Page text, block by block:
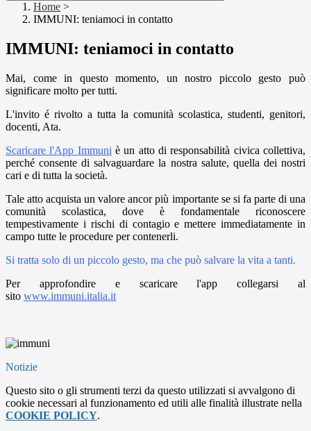
Home >
IMMUNI: teniamoci in contatto
IMMUNI: teniamoci in contatto
Mai, come in questo momento, un nostro piccolo gesto può
significare molto per tutti.
L'invito é rivolto a tutta la comunità scolastica, studenti, genitori,
docenti, Ata.
Scaricare l'App Immuni è un atto di responsabilità civica collettiva,
perché consente di salvaguardare la nostra salute, quella dei nostri
cari e di tutta la società.
Tale atto acquista un valore ancor più importante se si fa parte di una
comunità scolastica, dove è fondamentale riconoscere
tempestivamente i rischi di contagio e mettere immediatamente in
campo tutte le procedure per contenerli.
Si tratta solo di un piccolo gesto, ma che può salvare la vita a tanti.
Per approfondire e scaricare l'app collegarsi al
sito www.immuni.italia.it
Notizie
Questo sito o gli strumenti terzi da questo utilizzati si avvalgono di
cookie necessari al funzionamento ed utili alle finalità illustrate nella
COOKIE POLICY.